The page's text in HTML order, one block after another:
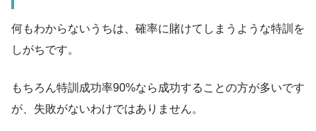
何もわからないうちは、確率に賭けてしまうような特訓を
しがちです。
もちろん特訓成功率90%なら成功することの方が多いです
が、失敗がないわけではありません。